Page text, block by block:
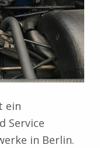
ein
Service
in Berlin.